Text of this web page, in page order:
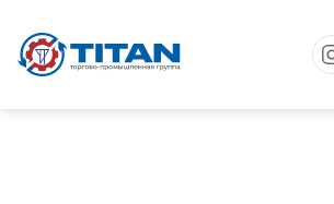
Перейти к основному